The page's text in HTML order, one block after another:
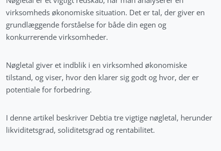
virksomheds økonomiske situation. Det er tal, der giver en
grundlæggende forståelse for både din egen og
konkurrerende virksomheder.
Nøgletal giver et indblik i en virksomhed økonomiske
tilstand, og viser, hvor den klarer sig godt og hvor, der er
potentiale for forbedring.
I denne artikel beskriver Debtia tre vigtige nøgletal, herunder
likviditetsgrad, soliditetsgrad og rentabilitet.